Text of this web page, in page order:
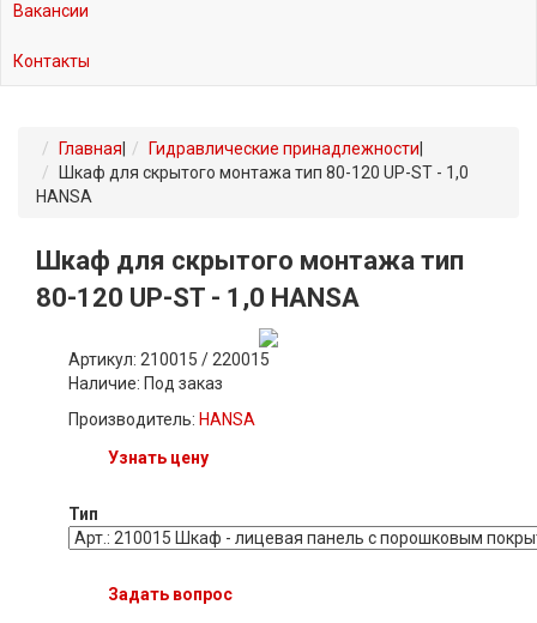
Вакансии
Контакты
Главная Гидравлические принадлежности
Шкаф для скрытого монтажа тип 80-120 UP-ST - 1,0
HANSA
Шкаф для скрытого монтажа тип
80-120 UP-ST - 1,0 HANSA
Артикул: 210015 / 220015
Наличие: Под заказ
Производитель: HANSA
Узнать цену
Тип
Задать вопрос